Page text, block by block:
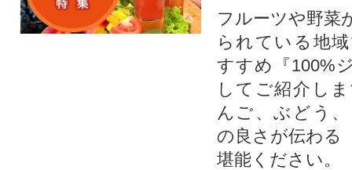
フルーツや野菜
られている地
すすめ『100%
してご紹介し
んご、ぶどう
の良さが伝わる
堪能ください。